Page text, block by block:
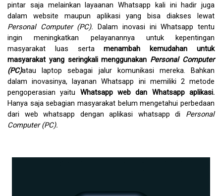
pintar saja melainkan layaanan Whatsapp kali ini hadir juga
Personal Computer (PC). Dalam inovasi ini Whatsapp tentu
ingin meningkatkan pelayanannya untuk kepentingan
masyarakat luas serta menambah kemudahan untuk
masyarakat yang seringkali menggunakan Personal Computer
(PC)atau laptop sebagai jalur komunikasi mereka. Bahkan
dalam inovasinya, layanan Whatsapp ini memiliki 2 metode
pengoperasian yaitu Whatsapp web dan Whatsapp aplikasi.
Hanya saja sebagian masyarakat belum mengetahui perbedaan
dari web whatsapp dengan aplikasi whatsapp di Personal
Computer (PC).